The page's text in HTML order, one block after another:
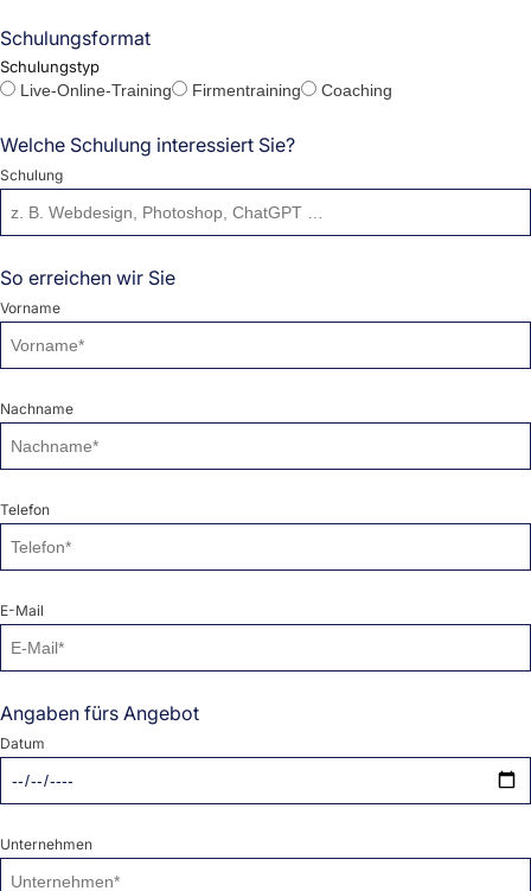
Schulungsformat
Schulungstyp
Live-Online-Training
Firmentraining Coaching
Welche Schulung interessiert Sie?
Schulung
So erreichen wir Sie
Vorname
Nachname
Telefon
E-Mail
Angaben fürs Angebot
Datum
Unternehmen